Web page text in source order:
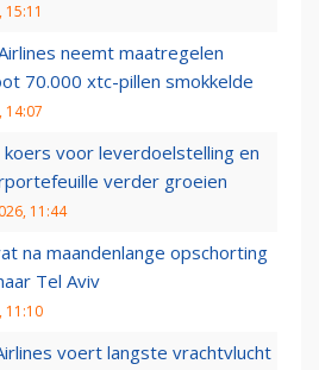
15:11
neemt maatregelen
70.000 xtc-pillen smokkelde
14:07
koers voor leverdoelstelling en
verder groeien
11:44
na maandenlange opschorting
Tel Aviv
11:10
voert langste vrachtvlucht